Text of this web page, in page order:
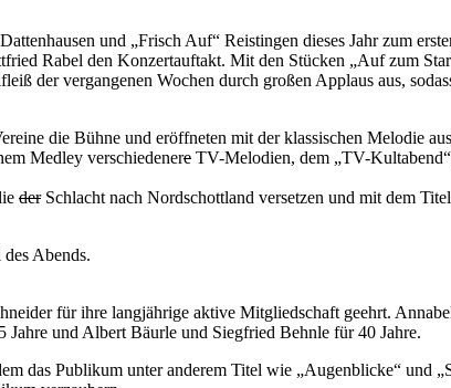
und „Frisch Auf“ Reistingen dieses Jahr zum
Rabel den Konzertauftakt. Mit den Stücken „Auf zum
der vergangenen Wochen durch großen Applaus aus,
die Bühne und eröffneten mit der klassischen Melodie
Medley verschiedenere TV-Melodien, dem „TV-
derSchlacht nach Nordschottland versetzen und mit dem
Abends.
für ihre langjährige aktive Mitgliedschaft geehrt.
und Albert Bäurle und Siegfried Behnle für 40 Jahre.
das Publikum unter anderem Titel wie „Augenblicke“ und